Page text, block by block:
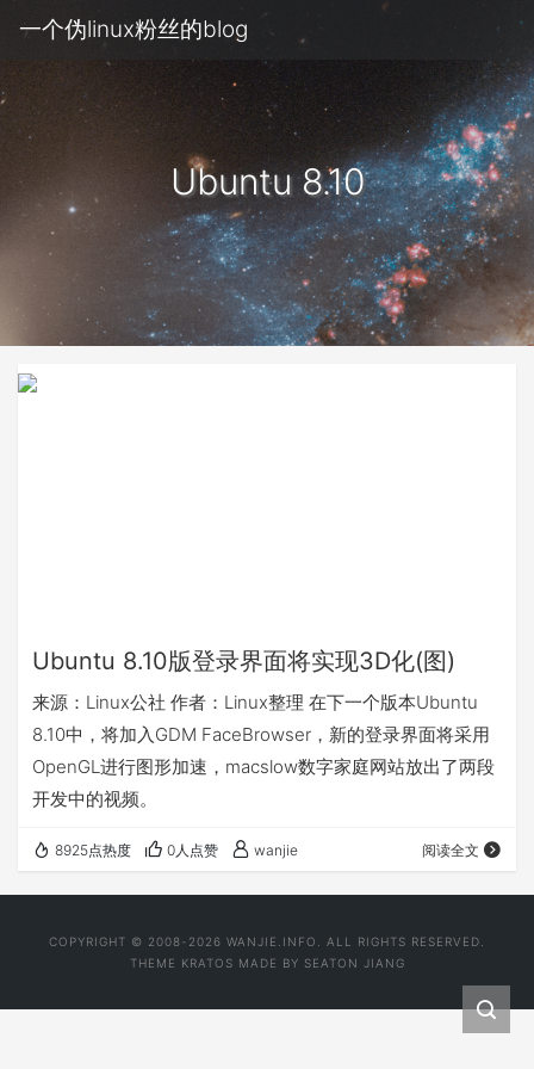
一个伪linux粉丝的blog
Ubuntu 8.10
Ubuntu 8.10版登录界面将实现3D化(图)
来源：Linux公社 作者：Linux整理 在下一个版本Ubuntu
8.10中，将加入GDM FaceBrowser，新的登录界面将采用
OpenGL进行图形加速，macslow数字家庭网站放出了两段
开发中的视频。
8925点热度 0人点赞 wanjie 阅读全文
COPYRIGHT © 2008-2026 WANJIE.INFO. ALL RIGHTS RESERVED.
THEME KRATOS MADE BY SEATON JIANG